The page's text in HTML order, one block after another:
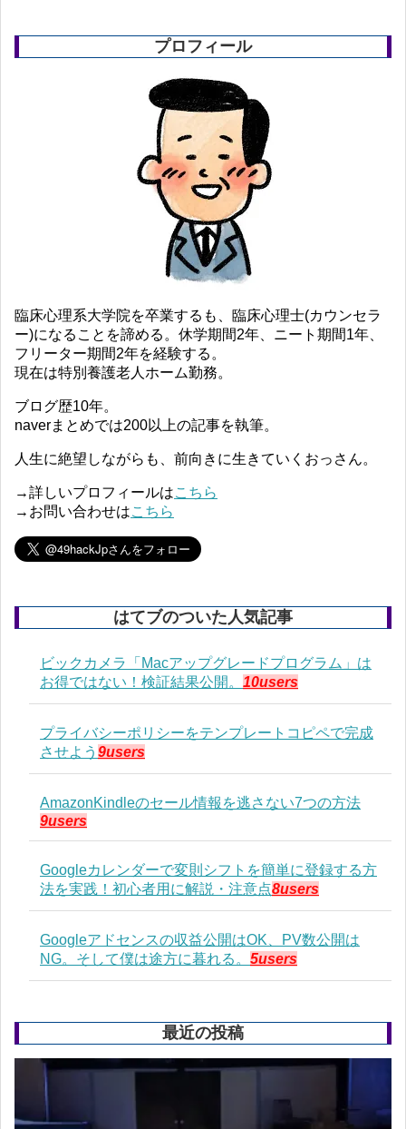
プロフィール
臨床心理系大学院を卒業するも、臨床心理士(カウンセラ
ー)になることを諦める。休学期間2年、ニート期間1年、
フリーター期間2年を経験する。
現在は特別養護老人ホーム勤務。
ブログ歴10年。
naverまとめでは200以上の記事を執筆。
人生に絶望しながらも、前向きに生きていくおっさん。
→詳しいプロフィールはこちら
→お問い合わせはこちら
はてブのついた人気記事
ビックカメラ「Macアップグレードプログラム」は
お得ではない！検証結果公開。 10users
プライバシーポリシーをテンプレートコピペで完成
させよう 9users
AmazonKindleのセール情報を逃さない7つの方法
9users
Googleカレンダーで変則シフトを簡単に登録する方
法を実践！初心者用に解説・注意点8users
Googleアドセンスの収益公開はOK、PV数公開は
NG。そして僕は途方に暮れる。 5users
最近の投稿